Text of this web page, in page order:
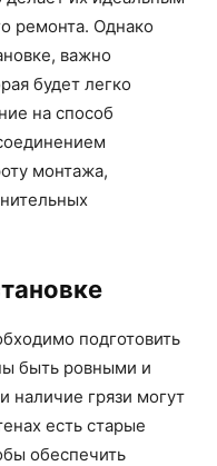
ремонта. Однако
важно
будет легко
на способ
монтажа,
подготовить
быть ровными и
наличие грязи могут
есть старые
обеспечить